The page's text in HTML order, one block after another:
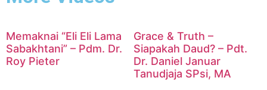
Memaknai “Eli Eli Lama
Sabakhtani” – Pdm. Dr.
Roy Pieter
Grace & Truth –
Siapakah Daud? – Pdt.
Dr. Daniel Januar
Tanudjaja SPsi, MA